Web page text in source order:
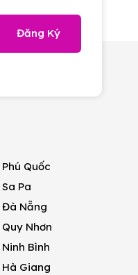
Đăng Ký
Quốc
Pa
Đà Nẵng
Nhơn
Bình
Giang